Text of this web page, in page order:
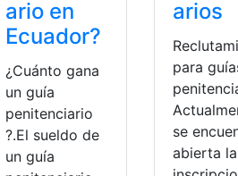
ario en
Ecuador?
¿Cuánto gana
un guía
penitenciario
?.El sueldo de
un guía
arios
para
se
abierta